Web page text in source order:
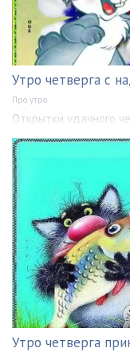
Утро четверга с
Про утро
Открытки удачного
Утро четверга